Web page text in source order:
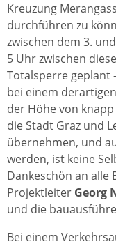
Kreuzung
durchführen zu
zwischen dem 3.
5 Uhr zwischen
Totalsperre geplant
bei einem
der Höhe von
die Stadt Graz und
übernehmen, und
werden, ist keine
Dankeschön an alle
Projektleiter Georg
und die
Bei einem